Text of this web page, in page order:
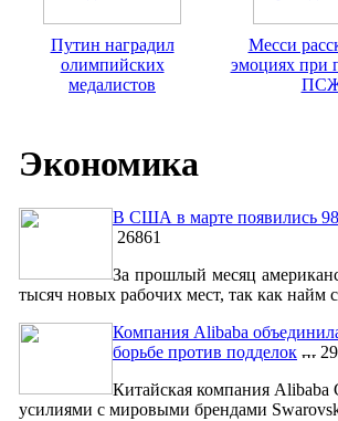
Путин наградил
олимпийских
медалистов
Месси
эмоциях при
Экономика
В США в марте появились
26861
За прошлый месяц
тысяч новых рабочих мест, так как найм
Компания Alibaba
борьбе против подделок
Китайская компания
усилиями с мировыми брендами